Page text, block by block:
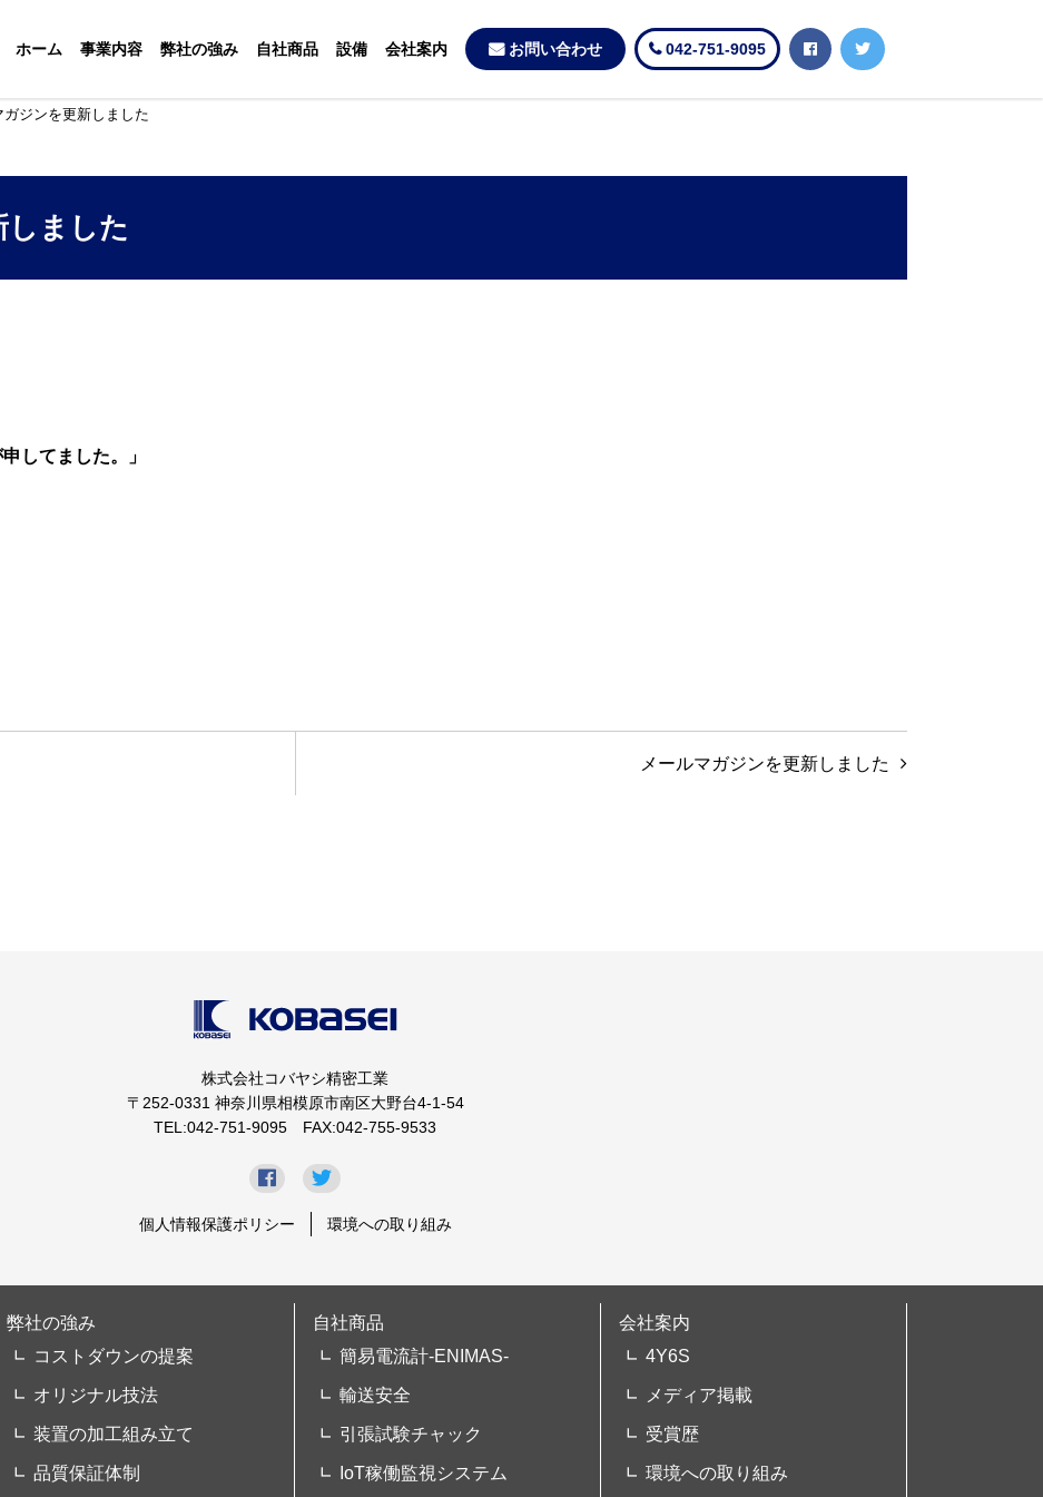
ホーム 事業内容 弊社の強み 自社商品 設備 会社案内 お問い合わせ 042-751-9095
ガジンを更新しました
ました
してました。」
メールマガジンを更新しました
株式会社コバヤシ精密工業
〒252-0331 神奈川県相模原市南区大野台4-1-54
TEL:042-751-9095 FAX:042-755-9533
個人情報保護ポリシー 環境への取り組み
弊社の強み
コストダウンの提案
オリジナル技法
装置の加工組み立て
品質保証体制
自社商品
簡易電流計-ENIMAS-
輸送安全
引張試験チャック
IoT稼働監視システム
会社案内
4Y6S
メディア掲載
受賞歴
環境への取り組み